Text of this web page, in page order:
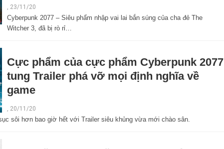
, 23/11/20
Cyberpunk 2077 – Siêu phẩm nhập vai lai bắn súng của cha đẻ The
Witcher 3, đã bị rò rỉ…
Cực phẩm của cực phẩm Cyberpunk 2077
tung Trailer phá vỡ mọi định nghĩa về
game
, 20/11/20
sôi hơn bao giờ hết với Trailer siêu khủng vừa mới chào sân.